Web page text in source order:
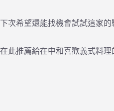
下次希望還能找機會試試這家的
在此推薦給在中和喜歡義式料理